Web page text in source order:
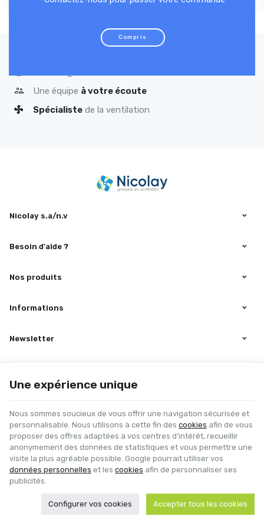
Une équipe à votre écoute
Spécialiste de la ventilation
Nicolay s.a/n.v
Besoin d'aide ?
Nos produits
Informations
Newsletter
Nicolay Ventil | N° d'entreprise : BE0433.064.517 |Mentions légales & Contact
|Conditions générales
Conditions d'utilisation du site web
© Copyright 2026 -
E-net Business , accélérateur d'e-commerce pour
commerçants, indépendants & PME
Une expérience unique
Nous sommes soucieux de vous offrir une navigation sécurisée et
personnalisable. Nous utilisons à cette fin des cookies afin de vous
proposer des offres adaptées à vos centres d’intérêt, recueillir
anonymement des données de statistiques et vous permettre une
visite la plus agréable possible. Google pourrait utiliser vos
données personnelles et les cookies afin de personnaliser ses
publicités.
Configurer vos cookies Accepter tous les cookies
Compris